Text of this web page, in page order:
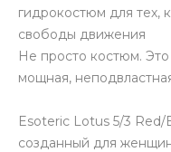
гидрокостюм для тех,
свободы движения
Не просто костюм.
мощная,
Esoteric Lotus 5/3
созданный для